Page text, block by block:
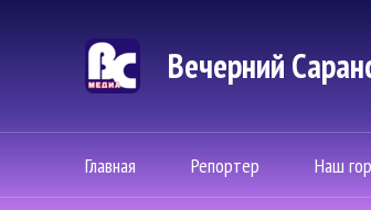
Вечерний
Главная Репортер Наш